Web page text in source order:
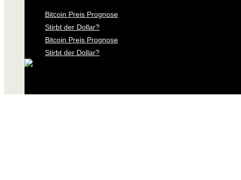
Bitcoin Preis Prognose
Stirbt der Dollar?
Bitcoin Preis Prognose
Stirbt der Dollar?